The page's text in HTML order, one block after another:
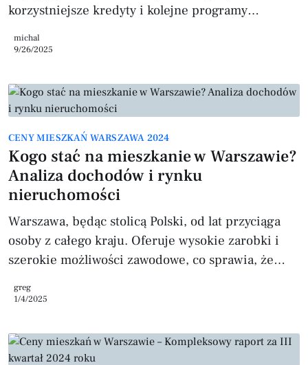
korzystniejsze kredyty i kolejne programy
się skończył. Rząd nie zrealizuje programu „Na
epoki dotowanych kredytów mieszkaniowych. Ale
czy to oznacza stagnację? Wprost przeciwnie –
tym razem z innych powodów. Stopy procentowe
stabilne. Co dalej? W czerwcu Rada
michal
9/26/2025
CENY MIESZKAŃ WARSZAWA 2024
Kogo stać na mieszkanie w Warszawie?
Analiza dochodów i rynku
nieruchomości
Warszawa, będąc stolicą Polski, od lat przyciąga
osoby z całego kraju. Oferuje wysokie zarobki i
szerokie możliwości zawodowe, co sprawia, że
dynamiczny wzrost cen nieruchomości powoduje,
wyzwaniem. W artykule przeanalizujemy, jakie
dochody są potrzebne do zakupu mieszkania w
greg
1/4/2025